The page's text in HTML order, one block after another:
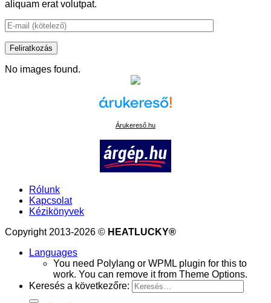
aliquam erat volutpat.
No images found.
Árukereső.hu
Rólunk
Kapcsolat
Kézikönyvek
Copyright 2013-2026 © HEATLUCKY®
Languages
You need Polylang or WPML plugin for this to
work. You can remove it from Theme Options.
Keresés a következőre: